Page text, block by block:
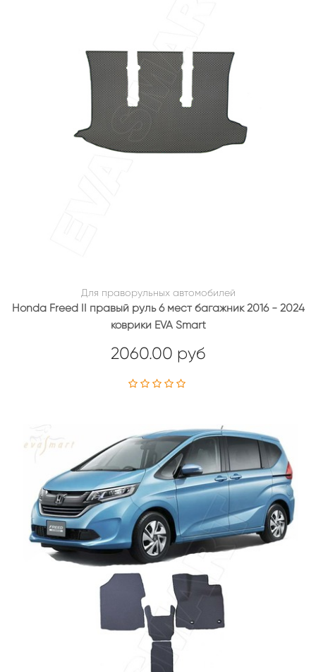
Для праворульных автомобилей
Honda Freed II правый руль 6 мест багажник 2016 - 2024
коврики EVA Smart
2060.00 руб